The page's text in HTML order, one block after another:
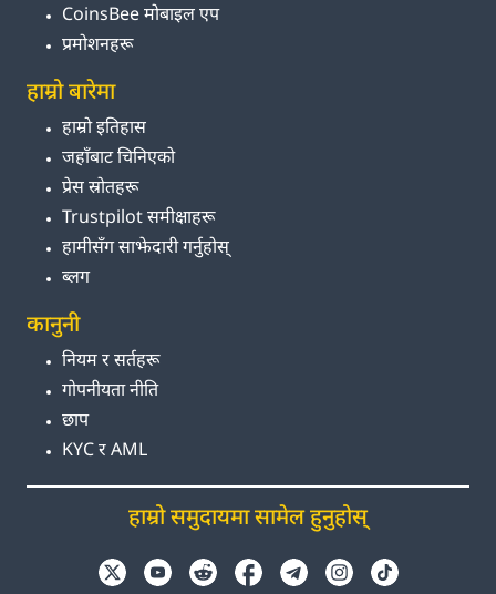
CoinsBee मोबाइल एप
प्रमोशनहरू
हाम्रो बारेमा
हाम्रो इतिहास
जहाँबाट चिनिएको
प्रेस स्रोतहरू
Trustpilot समीक्षाहरू
हामीसँग साझेदारी गर्नुहोस्
ब्लग
कानुनी
नियम र सर्तहरू
गोपनीयता नीति
छाप
KYC र AML
हाम्रो समुदायमा सामेल हुनुहोस्